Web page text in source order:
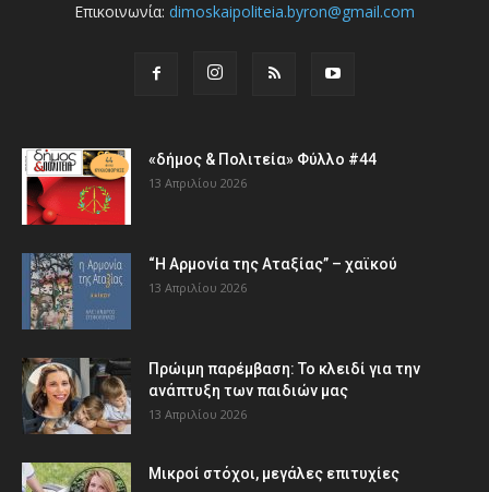
Επικοινωνία: dimoskaipoliteia.byron@gmail.com
«δήμος & Πολιτεία» Φύλλο #44
13 Απριλίου 2026
“Η Αρμονία της Αταξίας” – χαϊκού
13 Απριλίου 2026
Πρώιμη παρέμβαση: Το κλειδί για την
ανάπτυξη των παιδιών µας
13 Απριλίου 2026
Μικροί στόχοι, μεγάλες επιτυχίες